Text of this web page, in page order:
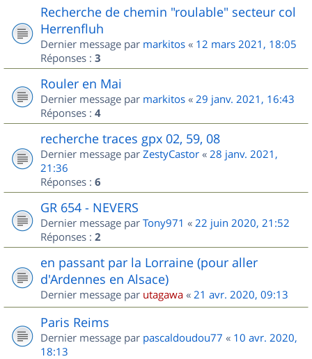
Recherche de chemin "roulable" secteur col
Herrenfluh
Dernier message par markitos « 12 mars 2021, 18:05
Réponses : 3
Rouler en Mai
Dernier message par markitos « 29 janv. 2021, 16:43
Réponses : 4
recherche traces gpx 02, 59, 08
Dernier message par ZestyCastor « 28 janv. 2021,
21:36
Réponses : 6
GR 654 - NEVERS
Dernier message par Tony971 « 22 juin 2020, 21:52
Réponses : 2
en passant par la Lorraine (pour aller
d'Ardennes en Alsace)
Dernier message par utagawa « 21 avr. 2020, 09:13
Paris Reims
Dernier message par pascaldoudou77 « 10 avr. 2020,
18:13